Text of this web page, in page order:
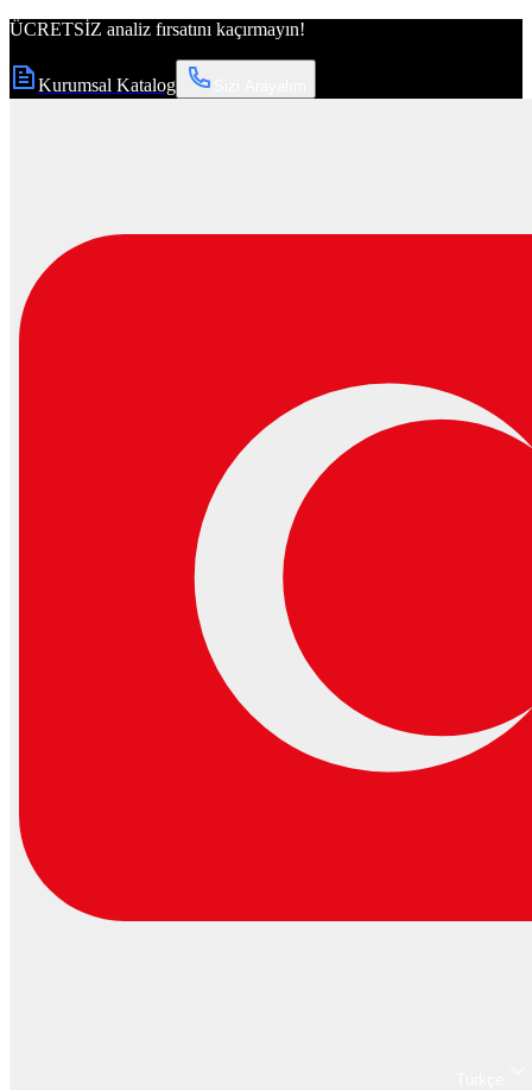
ÜCRETSİZ analiz fırsatını kaçırmayın!
Kurumsal Katalog